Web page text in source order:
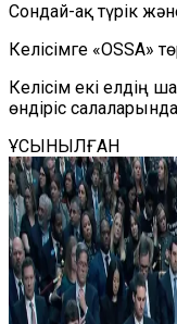
Сондай-ақ түрік
Келісімге «OSSA»
Келісім екі елдің
өндіріс
ҰСЫНЫЛҒАН